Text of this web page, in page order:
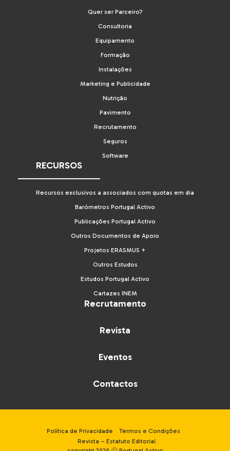
Quer ser Parceiro?
Consultoria
Equipamento
Formação
Instalações
Marketing e Publicidade
Nutrição
Pavimento
Recrutamento
Seguros
Software
RECURSOS
Recursos exclusivos a associados com quotas em dia
Barómetros Portugal Activo
Publicações Portugal Activo
Outros Documentos de Apoio
Projetos ERASMUS +
Outros Estudos
Estudos Portugal Activo
Cartazes INEM
Recrutamento
Revista
Eventos
Contactos
Política de Privacidade
Termos e Condições
Revista – Estatuto Editorial